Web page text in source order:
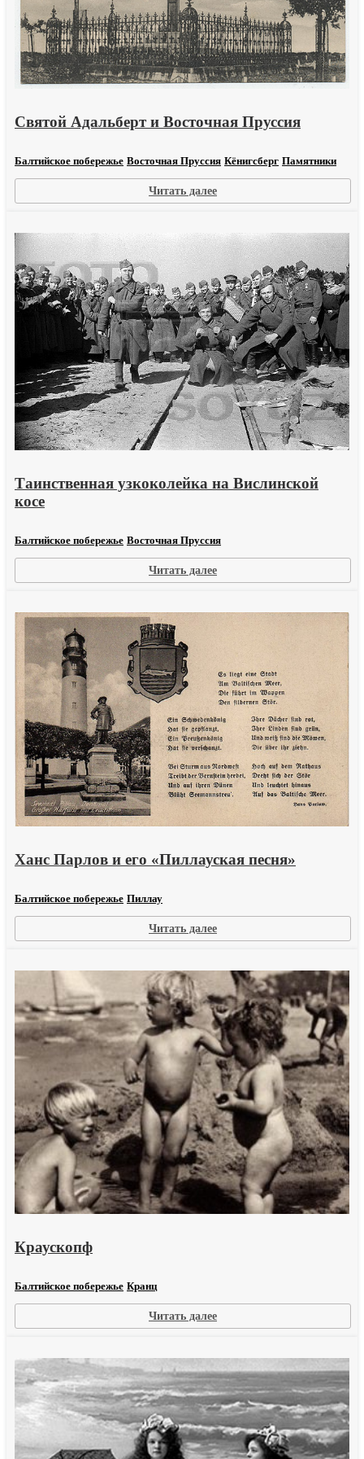
Святой Адальберт и Восточная Пруссия
Балтийское побережье Восточная Пруссия Кёнигсберг Памятники
Читать далее:
Святой
Восточная
Пруссия
Таинственная узкоколейка на Вислинской
косе
Балтийское побережье Восточная Пруссия
Читать далее:
Таинственная
на
Ханс Парлов и его «Пиллауская песня»
Балтийское побережье Пиллау
Читать далее:
Ханс
и
«Пиллауская
песня»
Краускопф
Балтийское побережье Кранц
Читать далее:
Краускопф